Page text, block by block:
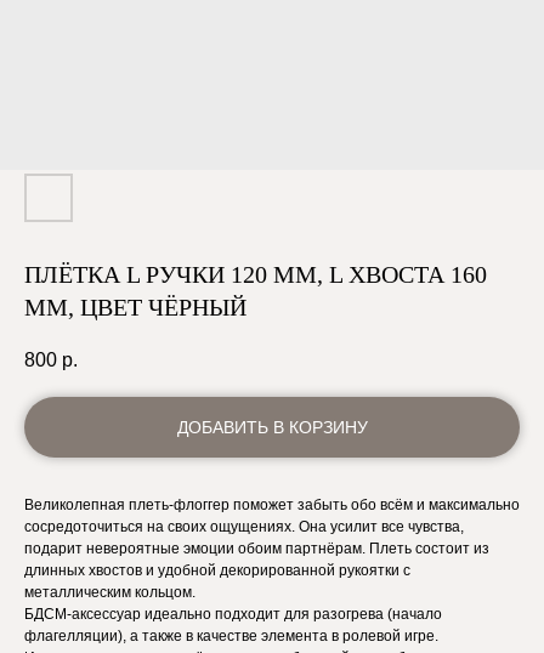
ПЛЁТКА L РУЧКИ 120 ММ, L ХВОСТА 160
ММ, ЦВЕТ ЧЁРНЫЙ
800 р.
ДОБАВИТЬ В КОРЗИНУ
Великолепная плеть-флоггер поможет забыть обо всём и максимально
сосредоточиться на своих ощущениях. Она усилит все чувства,
подарит невероятные эмоции обоим партнёрам. Плеть состоит из
длинных хвостов и удобной декорированной рукоятки с
металлическим кольцом.
БДСМ-аксессуар идеально подходит для разогрева (начало
флагелляции), а также в качестве элемента в ролевой игре.